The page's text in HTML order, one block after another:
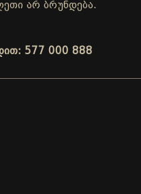
არ ბრუნდება.
577 000 888